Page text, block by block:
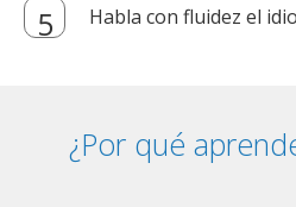
Habla con fluidez el
¿Por qué